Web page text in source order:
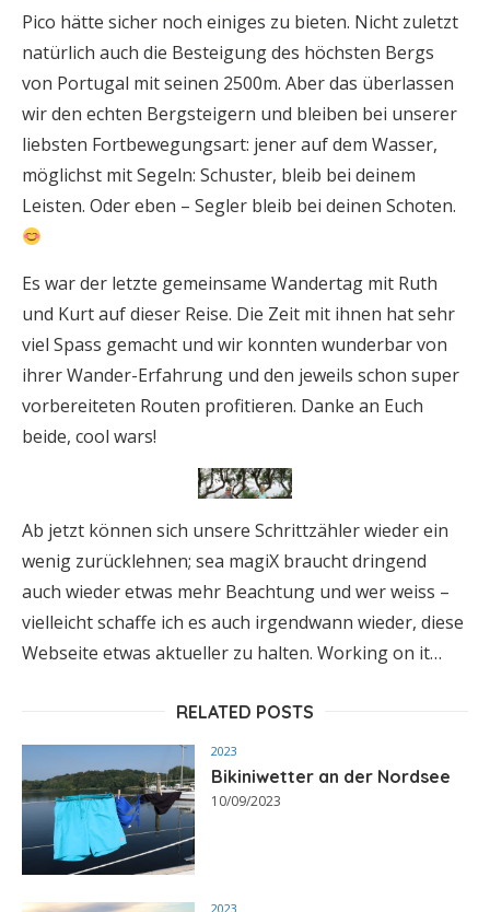
Pico hätte sicher noch einiges zu bieten. Nicht zuletzt
natürlich auch die Besteigung des höchsten Bergs
von Portugal mit seinen 2500m. Aber das überlassen
wir den echten Bergsteigern und bleiben bei unserer
liebsten Fortbewegungsart: jener auf dem Wasser,
möglichst mit Segeln: Schuster, bleib bei deinem
Leisten. Oder eben – Segler bleib bei deinen Schoten.
Es war der letzte gemeinsame Wandertag mit Ruth
und Kurt auf dieser Reise. Die Zeit mit ihnen hat sehr
viel Spass gemacht und wir konnten wunderbar von
ihrer Wander-Erfahrung und den jeweils schon super
vorbereiteten Routen profitieren. Danke an Euch
beide, cool wars!
Ab jetzt können sich unsere Schrittzähler wieder ein
wenig zurücklehnen; sea magiX braucht dringend
auch wieder etwas mehr Beachtung und wer weiss –
vielleicht schaffe ich es auch irgendwann wieder, diese
Webseite etwas aktueller zu halten. Working on it…
RELATED POSTS
2023
Bikiniwetter an der Nordsee
10/09/2023
2023